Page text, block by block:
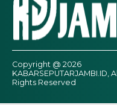
Copyright @ 2026
KABARSEPUTARJAMBI.ID, All
Rights Reserved